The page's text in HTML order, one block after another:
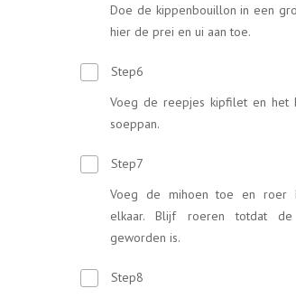
Doe de kippenbouillon in een
hier de prei en ui aan toe.
Step6
Voeg de reepjes kipfilet en het
soeppan.
Step7
Voeg de mihoen toe en roer
elkaar. Blijf roeren totdat de
geworden is.
Step8